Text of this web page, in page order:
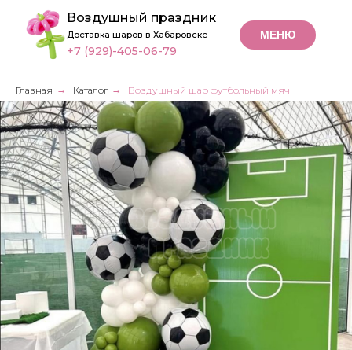
МЕНЮ
Воздушный праздник
Доставка шаров в Хабаровске
+7 (929)-405-06-79
Главная → Каталог → Воздушный шар футбольный мяч
Воздушный шар
футбольный мяч